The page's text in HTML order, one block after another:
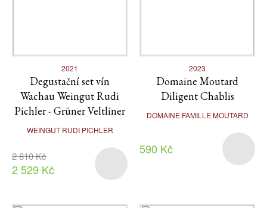
2021
Degustační set vín
Wachau Weingut Rudi
Pichler - Grüner Veltliner
WEINGUT RUDI PICHLER
2 810 Kč
2 529 Kč
2023
Domaine Moutard
Diligent Chablis
DOMAINE FAMILLE MOUTARD
590 Kč